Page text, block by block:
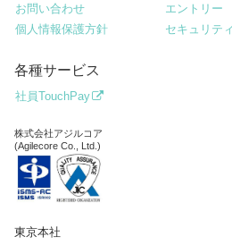
お問い合わせ
エントリー
個人情報保護方針
セキュリテ
各種サービス
社員TouchPay
株式会社アジルコア
(Agilecore Co., Ltd.)
東京本社